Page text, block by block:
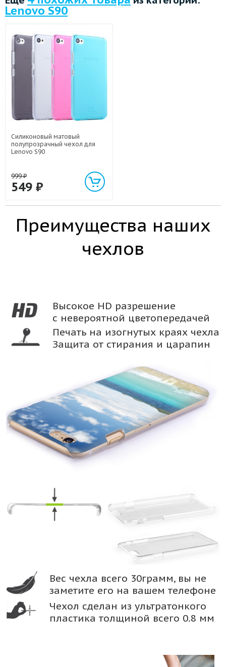
Lenovo S90
Силиконовый матовый
полупрозрачный чехол для
Lenovo S90
999₽
549 ₽
Преимущества наших
чехлов
Высокое HD разрешение
с невероятной цветопередачей
Печать на изогнутых краях чехла
Защита от стирания и царапин
Вес чехла всего 30грамм, вы не
заметите его на вашем телефоне
Чехол сделан из ультратонкого
пластика толщиной всего 0.8 мм